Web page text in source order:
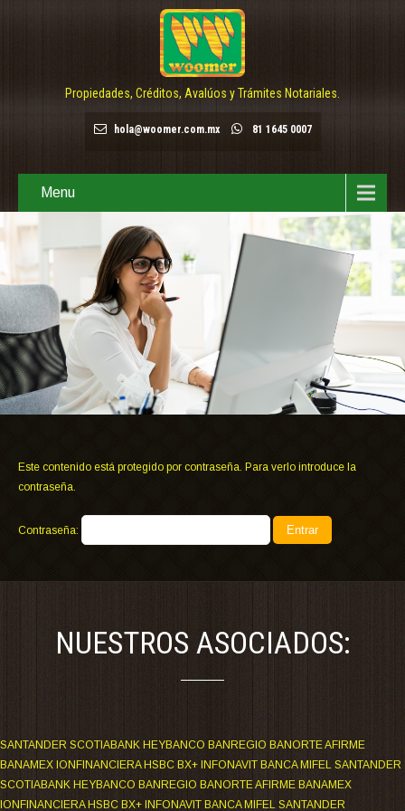
Propiedades, Créditos, Avalúos y Trámites Notariales.
hola@woomer.com.mx 81 1645 0007
Menu
Este contenido está protegido por contraseña. Para verlo introduce la
contraseña.
Contraseña:
NUESTROS ASOCIADOS:
SANTANDER SCOTIABANK HEYBANCO BANREGIO BANORTE AFIRME
BANAMEX IONFINANCIERA HSBC BX+ INFONAVIT BANCA MIFEL SANTANDER
SCOTIABANK HEYBANCO BANREGIO BANORTE AFIRME BANAMEX
IONFINANCIERA HSBC BX+ INFONAVIT BANCA MIFEL SANTANDER